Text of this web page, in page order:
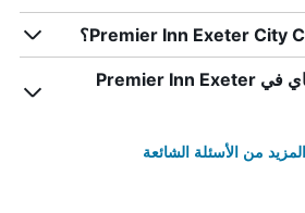
هل تتوفر خدمة الواي فاي في Premier Inn Exeter
من الأسئلة الشائعة